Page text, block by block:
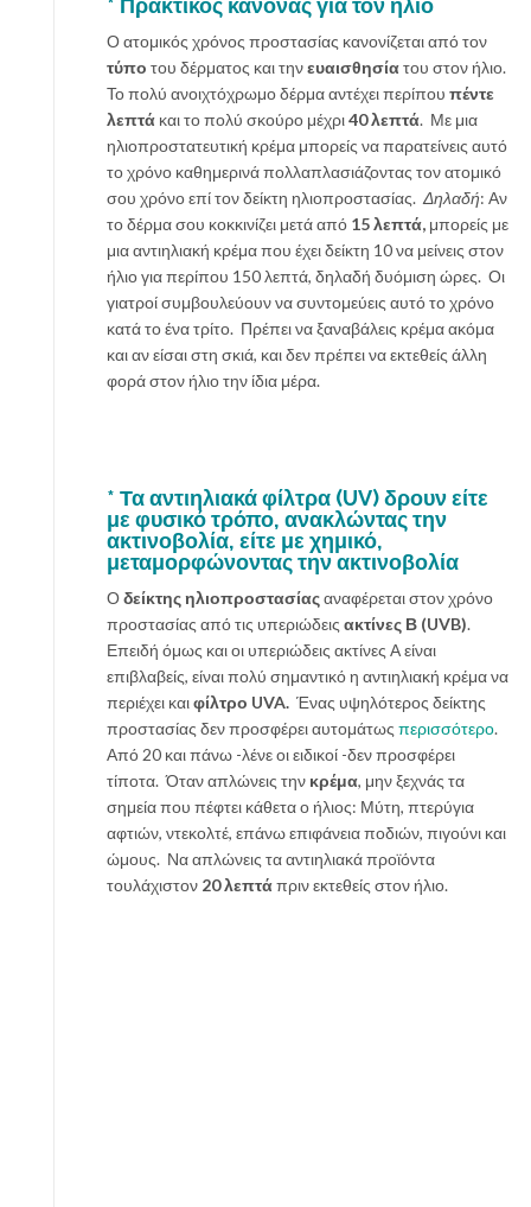
* Πρακτικός κανόνας για τον ήλιο
Ο ατομικός χρόνος προστασίας κανονίζεται από τον
τύπο του δέρματος και τηνευαισθησίατου στον ήλιο.
Το πολύ ανοιχτόχρωμο δέρμα αντέχει περίπου πέντε
λεπτά και το πολύ σκούρο μέχρι40 λεπτά. Με μια
ηλιοπροστατευτική κρέμα μπορείς να παρατείνεις αυτό
το χρόνο καθημερινά πολλαπλασιάζοντας τον ατομικό
σου χρόνο επί τον δείκτη ηλιοπροστασίας. Δηλαδή: Αν
το δέρμα σου κοκκινίζει μετά από 15 λεπτά, μπορείς με
μια αντιηλιακή κρέμα που έχει δείκτη 10 να μείνεις στον
ήλιο για περίπου 150 λεπτά, δηλαδή δυόμιση ώρες. Οι
γιατροί συμβουλεύουν να συντομεύεις αυτό το χρόνο
κατά το ένα τρίτο. Πρέπει να ξαναβάλεις κρέμα ακόμα
και αν είσαι στη σκιά, και δεν πρέπει να εκτεθείς άλλη
φορά στον ήλιο την ίδια μέρα.
* Τα αντιηλιακά φίλτρα (UV) δρουν είτε
με φυσικό τρόπο, ανακλώντας την
ακτινοβολία, είτε με χημικό,
μεταμορφώνοντας την ακτινοβολία
Οδείκτης ηλιοπροστασίαςαναφέρεται στον χρόνο
προστασίας από τις υπεριώδεις ακτίνες Β (UVB).
Επειδή όμως και οι υπεριώδεις ακτίνες Α είναι
επιβλαβείς, είναι πολύ σημαντικό η αντιηλιακή κρέμα να
περιέχει καιφίλτρο UVA. Ένας υψηλότερος δείκτης
προστασίας δεν προσφέρει αυτομάτως περισσότερο.
Από 20 και πάνω -λένε οι ειδικοί -δεν προσφέρει
τίποτα. Όταν απλώνεις την κρέμα, μην ξεχνάς τα
σημεία που πέφτει κάθετα ο ήλιος: Μύτη, πτερύγια
αφτιών, ντεκολτέ, επάνω επιφάνεια ποδιών, πιγούνι και
ώμους. Να απλώνεις τα αντιηλιακά προϊόντα
τουλάχιστον 20 λεπτάπριν εκτεθείς στον ήλιο.